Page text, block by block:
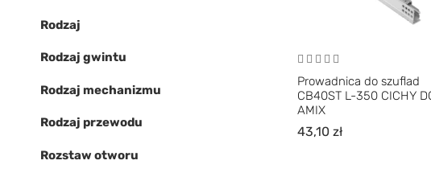
Rodzaj
Rodzaj gwintu
Rodzaj mechanizmu
Rodzaj przewodu
Rozstaw otworu
Prowadnica do szuflad
CB40ST L-350 CICHY
AMIX
43,10 zł